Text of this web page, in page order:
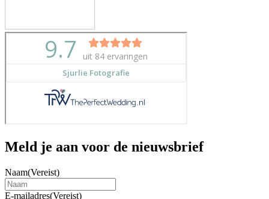
Meld je aan voor de nieuwsbrief
Naam(Vereist)
E-mailadres(Vereist)